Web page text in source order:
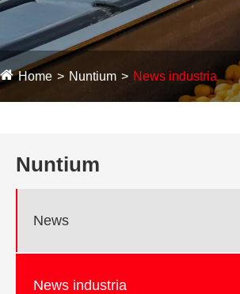
Home Nuntium News industria
Nuntium
News
News industria